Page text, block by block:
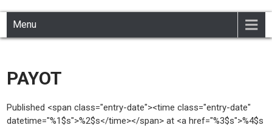
SkipINSTITUT PEAULINE
Institut de beauté à Civray 86400
Menu
PAYOT
Published <span class="entry-date"><time class="entry-date"
datetime="%1$s">%2$s</time></span> at <a href="%3$s">%4$s